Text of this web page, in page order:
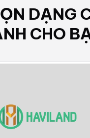
DẠNG
CHO